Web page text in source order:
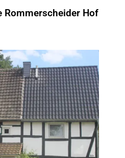
Rommerscheider Hof